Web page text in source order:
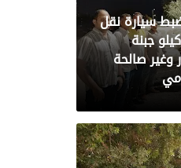
سيارة نقل
بـ 1750 كيلو جبنة
صالحة